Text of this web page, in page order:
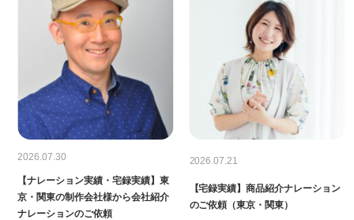
2026.07.30
【ナレーション実績・宅録実績】東
京・関東の制作会社様から会社紹介
ナレーションのご依頼
2026.07.21
【宅録実績】商品紹介ナレーション
のご依頼（東京・関東）